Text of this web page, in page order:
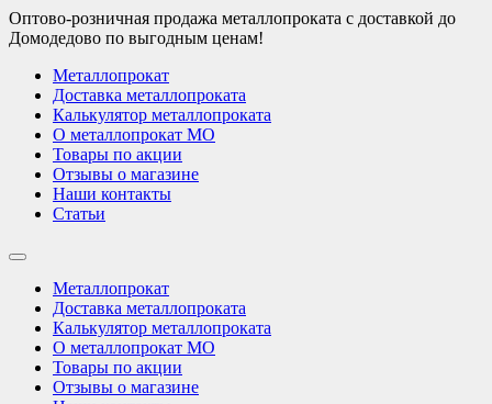
Оптово-розничная продажа металлопроката с доставкой до
Домодедово по выгодным ценам!
Металлопрокат
Доставка металлопроката
Калькулятор металлопроката
О металлопрокат МО
Товары по акции
Отзывы о магазине
Наши контакты
Статьи
Металлопрокат
Доставка металлопроката
Калькулятор металлопроката
О металлопрокат МО
Товары по акции
Отзывы о магазине